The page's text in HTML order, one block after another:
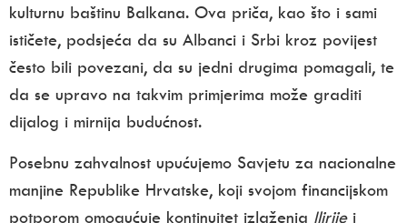
kulturnu baštinu Balkana. Ova priča, kao što i sami
ističete, podsjeća da su Albanci i Srbi kroz povijest
često bili povezani, da su jedni drugima pomagali, te
da se upravo na takvim primjerima može graditi
dijalog i mirnija budućnost.
Posebnu zahvalnost upućujemo Savjetu za nacionalne
manjine Republike Hrvatske, koji svojom financijskom
potporom omogućuje kontinuitet izlaženja Ilirijei